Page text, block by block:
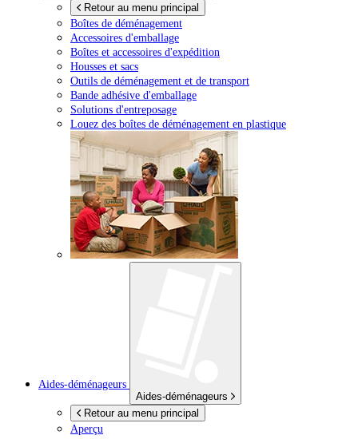
Retour au menu principal
Boîtes de déménagement
Accessoires d'emballage
Boîtes et accessoires d'expédition
Housses et sacs
Outils de déménagement et de transport
Bande adhésive d'emballage
Solutions d'entreposage
Louez des boîtes de déménagement en plastique
Aides-déménageurs
Aides-déménageurs
Retour au menu principal
Aperçu